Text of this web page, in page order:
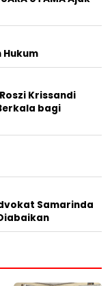
Krissandi
bagi
Samarinda